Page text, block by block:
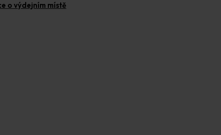
o výdejním místě